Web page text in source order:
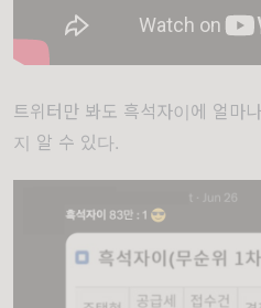
트위터만 봐도 흑석자이에 얼마
지 알 수 있다.